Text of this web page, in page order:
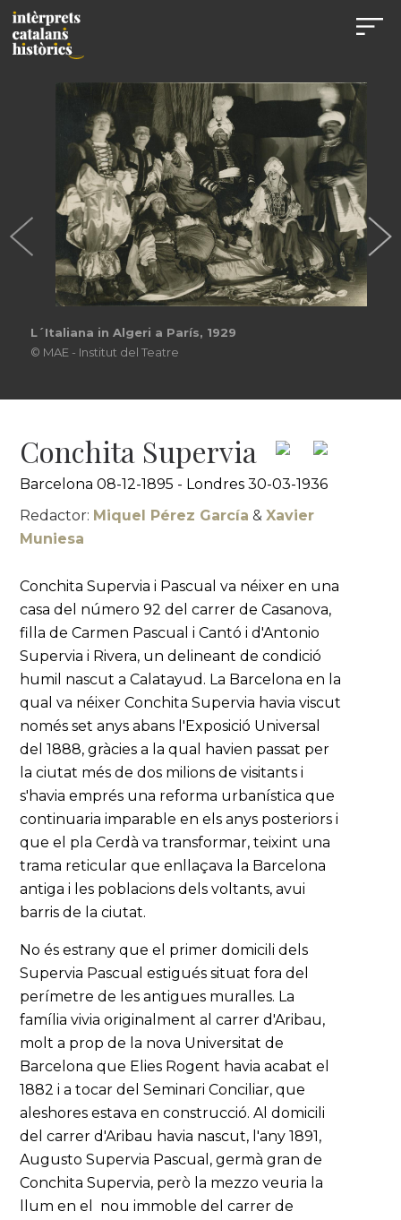
L´Italiana in Algeri a París, 1929
© MAE - Institut del Teatre
Conchita Supervia
Barcelona 08-12-1895 - Londres 30-03-1936
Redactor: Miquel Pérez García &Xavier
Muniesa
Conchita Supervia i Pascual va néixer en una
casa del número 92 del carrer de Casanova,
filla de Carmen Pascual i Cantó i d'Antonio
Supervia i Rivera, un delineant de condició
humil nascut a Calatayud. La Barcelona en la
qual va néixer Conchita Supervia havia viscut
només set anys abans l'Exposició Universal
del 1888, gràcies a la qual havien passat per
la ciutat més de dos milions de visitants i
s'havia emprés una reforma urbanística que
continuaria imparable en els anys posteriors i
que el pla Cerdà va transformar, teixint una
trama reticular que enllaçava la Barcelona
antiga i les poblacions dels voltants, avui
barris de la ciutat.
No és estrany que el primer domicili dels
Supervia Pascual estigués situat fora del
perímetre de les antigues muralles. La
família vivia originalment al carrer d'Aribau,
molt a prop de la nova Universitat de
Barcelona que Elies Rogent havia acabat el
1882 i a tocar del Seminari Conciliar, que
aleshores estava en construcció. Al domicili
del carrer d'Aribau havia nascut, l'any 1891,
Augusto Supervia Pascual, germà gran de
Conchita Supervia, però la mezzo veuria la
llum en el nou immoble del carrer de